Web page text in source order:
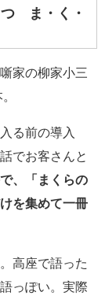
つ ま・く・
家の柳家小三
る前の導入
でお客さんと
、「まくらの
を集めて一冊
高座で語った
っぽい。実際